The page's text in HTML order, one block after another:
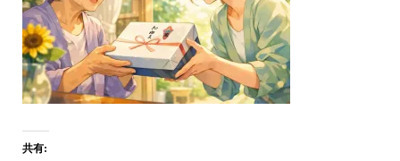
共有: